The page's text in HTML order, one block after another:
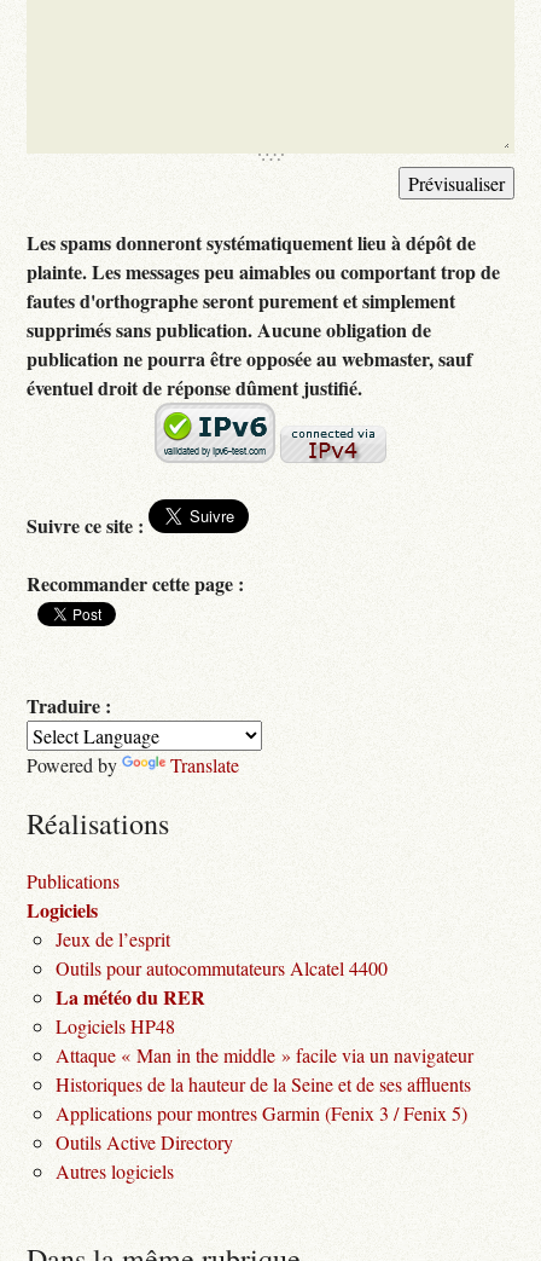
Les spams donneront systématiquement lieu à dépôt de
plainte. Les messages peu aimables ou comportant trop de
fautes d'orthographe seront purement et simplement
supprimés sans publication. Aucune obligation de
publication ne pourra être opposée au webmaster, sauf
éventuel droit de réponse dûment justifié.
Suivre ce site :
Recommander cette page :
Traduire :
Powered by Translate
Réalisations
Publications
Logiciels
Jeux de l’esprit
Outils pour autocommutateurs Alcatel 4400
La météo du RER
Logiciels HP48
Attaque « Man in the middle » facile via un navigateur
Historiques de la hauteur de la Seine et de ses affluents
Applications pour montres Garmin (Fenix 3 / Fenix 5)
Outils Active Directory
Autres logiciels